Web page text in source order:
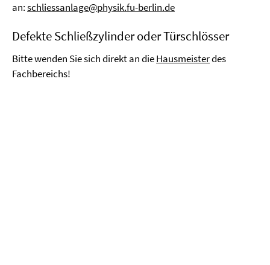
an:schliessanlage@physik.fu-berlin.de
Defekte Schließzylinder oder Türschlösser
Bitte wenden Sie sich direkt an dieHausmeisterdes
Fachbereichs!